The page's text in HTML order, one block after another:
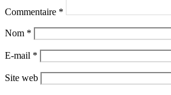
Commentaire *
Nom *
E-mail *
Site web